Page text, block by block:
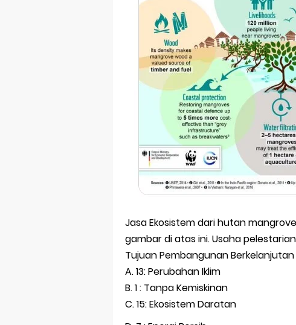
Jasa Ekosistem dari hutan
gambar di atas ini. Usaha
Tujuan Pembangunan
A. 13: Perubahan Iklim
B. 1 : Tanpa Kemiskinan
C. 15: Ekosistem Daratan